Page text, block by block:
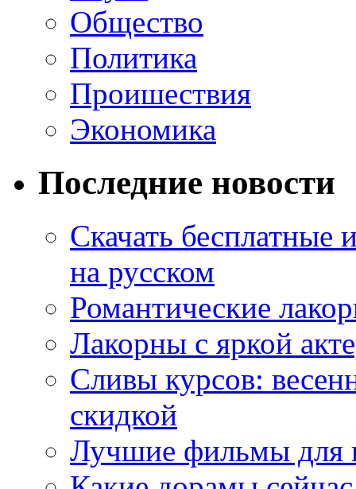
Общество
Политика
Проишествия
Экономика
Последние новости
Скачать
на русском
Романтические
Лакорны с яркой
Сливы курсов:
скидкой
Лучшие фильмы для